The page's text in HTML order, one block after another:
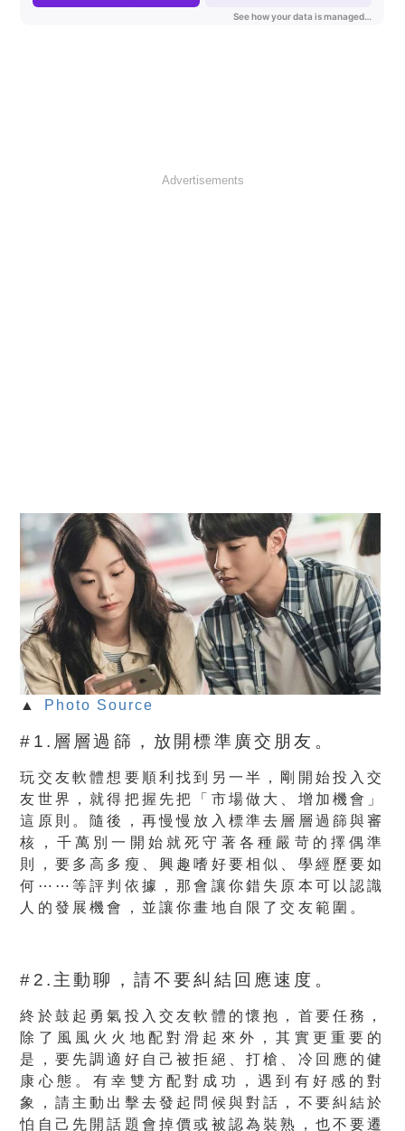
Advertisements
▲ Photo Source
#1.層層過篩，放開標準廣交朋友。
玩交友軟體想要順利找到另一半，剛開始投入交
友世界，就得把握先把「市場做大、增加機會」
這原則。隨後，再慢慢放入標準去層層過篩與審
核，千萬別一開始就死守著各種嚴苛的擇偶準
則，要多高多瘦、興趣嗜好要相似、學經歷要如
何⋯⋯等評判依據，那會讓你錯失原本可以認識
人的發展機會，並讓你畫地自限了交友範圍。
#2.主動聊，請不要糾結回應速度。
終於鼓起勇氣投入交友軟體的懷抱，首要任務，
除了風風火火地配對滑起來外，其實更重要的
是，要先調適好自己被拒絕、打槍、冷回應的健
康心態。有幸雙方配對成功，遇到有好感的對
象，請主動出擊去發起問候與對話，不要糾結於
怕自己先開話題會掉價或被認為裝熟，也不要遷